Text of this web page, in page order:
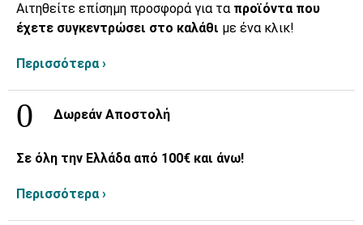
Αιτηθείτε επίσημη προσφορά για τα προϊόντα που
έχετε συγκεντρώσει στο καλάθι με ένα κλικ!
Περισσότερα ›
Δωρεάν Αποστολή
Σε όλη την Ελλάδα από 100€ και άνω!
Περισσότερα ›